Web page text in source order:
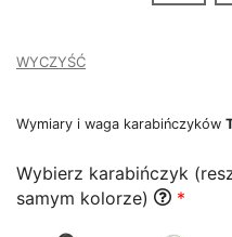
WYCZYŚĆ
Wymiary i waga karabińczyków
Wybierz karabińczyk
samym kolorze)
*